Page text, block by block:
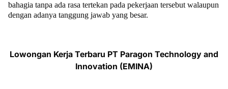
bahagia tanpa ada rasa tertekan pada pekerjaan tersebut walaupun
dengan adanya tanggung jawab yang besar.
Lowongan Kerja Terbaru PT Paragon Technology and
Innovation (EMINA)